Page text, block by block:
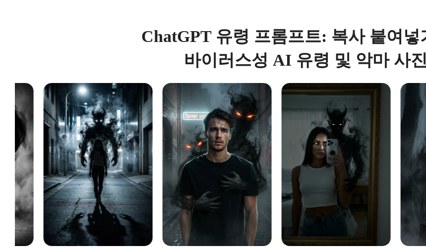
ChatGPT 유령 프롬프트: 복사 붙여넣
바이러스성 AI 유령 및 악마 사